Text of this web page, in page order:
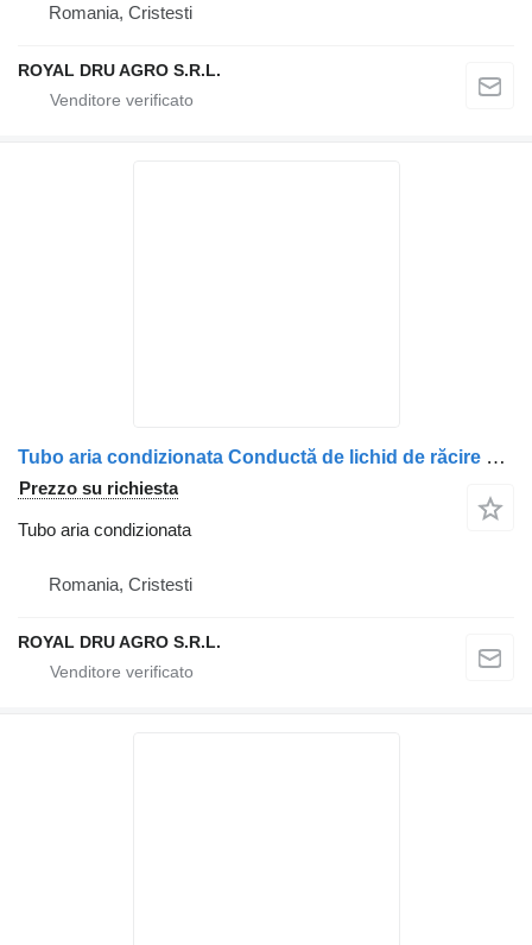
Romania, Cristesti
ROYAL DRU AGRO S.R.L.
Tubo aria condizionata Conductă de lichid de răcire per camion MAN 8196305-0322 / 81963050322 / 8161960-0776 / 81619600776 / 8161960-0803 / 81619600803 / 8161960-0808 / 81619600808 / 8196305-0351 / 81963050351
Prezzo su richiesta
Tubo aria condizionata
Romania, Cristesti
ROYAL DRU AGRO S.R.L.